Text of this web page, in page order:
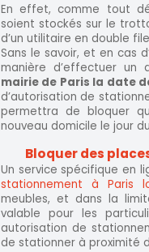
En effet, comme tout
soient stockés sur le
d’un utilitaire en double
Sans le savoir, et en cas
manière d’effectuer un
mairie de Paris la date
d’autorisation de
permettra de bloquer
nouveau domicile le jour
Bloquer des
Un service spécifique en
stationnement à Paris
meubles, et dans la
valable pour les
autorisation de
de stationner à proximité